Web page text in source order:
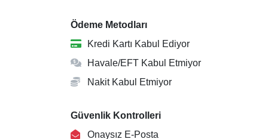
Ödeme Metodları
Kredi Kartı Kabul Ediyor
Havale/EFT Kabul Etmiyor
Nakit Kabul Etmiyor
Güvenlik Kontrolleri
Onaysız E-Posta